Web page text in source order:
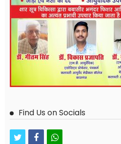
Find Us on Socials
twitterfacebookwhatsapp